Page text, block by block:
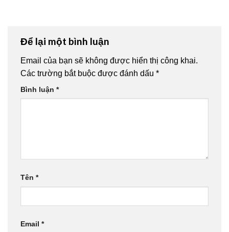
Để lại một bình luận
Email của bạn sẽ không được hiển thị công khai.
Các trường bắt buộc được đánh dấu *
Bình luận *
Tên *
Email *